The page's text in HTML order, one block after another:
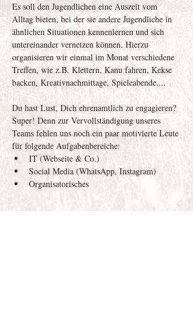
Es soll den Jugendlichen eine Auszeit vom
Alltag bieten, bei der sie andere Jugendliche in
ähnlichen Situationen kennenlernen und sich
untereinander vernetzen können. Hierzu
organisieren wir einmal im Monat verschiedene
Treffen, wie z.B. Klettern, Kanu fahren, Kekse
backen, Kreativnachmittage, Spieleabende....
Du hast Lust, Dich ehrenamtlich zu engagieren?
Super! Denn zur Vervollständigung unseres
Teams fehlen uns noch ein paar motivierte Leute
für folgende Aufgabenbereiche:
IT (Webseite & Co.)
Social Media (WhatsApp, Instagram)
Organisatorisches